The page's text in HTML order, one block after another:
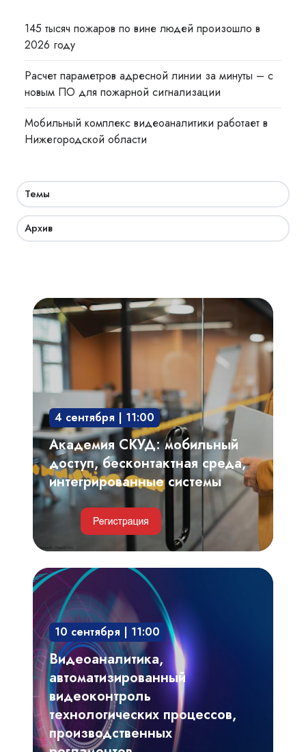
145 тысяч пожаров по вине людей произошло в
2026 году
Расчет параметров адресной линии за минуты – с
новым ПО для пожарной сигнализации
Мобильный комплекс видеоаналитики работает в
Нижегородской области
Темы
Архив
Академия
СКУД:
мобильный
доступ,
бесконтактная
интегрированные
системы
4 сентября | 11:00
Академия СКУД: мобильный
доступ, бесконтактная среда,
интегрированные системы
Видеоаналитика,
автоматизированный
видеоконтроль
технологических
процессов,
производственных
регламентов
10 сентября | 11:00
Видеоаналитика,
автоматизированный
видеоконтроль
технологических процессов,
производственных